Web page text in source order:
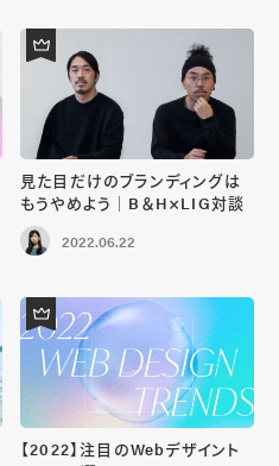
見た目だけのブランディングは
もうやめよう｜B＆H×LIG対談
2022.06.22
【2022】注目のWebデザイント